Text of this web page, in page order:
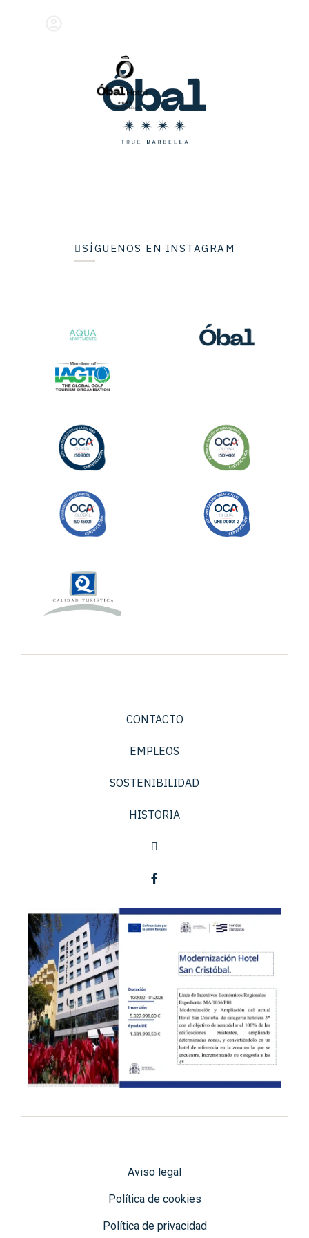
SÍGUENOS EN INSTAGRAM
CONTACTO
EMPLEOS
SOSTENIBILIDAD
HISTORIA
Aviso legal
Política de cookies
Política de privacidad